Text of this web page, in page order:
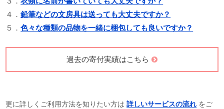
４．鉛筆などの文房具は送っても大丈夫ですか？
５．色々な種類の品物を一緒に梱包しても良いですか？
過去の寄付実績はこちら
更に詳しくご利用方法を知りたい方は詳しいサービスの流れ をご